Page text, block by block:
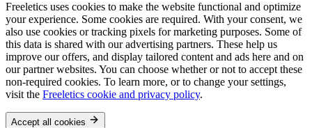
Freeletics uses cookies to make the website functional and optimize
your experience. Some cookies are required. With your consent, we
also use cookies or tracking pixels for marketing purposes. Some of
this data is shared with our advertising partners. These help us
improve our offers, and display tailored content and ads here and on
our partner websites. You can choose whether or not to accept these
non-required cookies. To learn more, or to change your settings,
visit the Freeletics cookie and privacy policy.
Accept all cookies